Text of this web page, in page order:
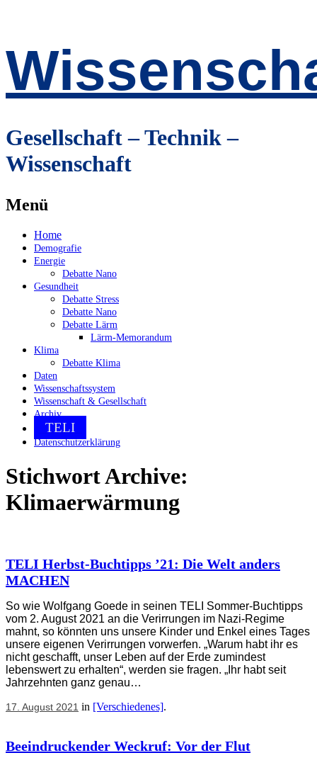
Gesellschaft – Technik –
Wissenschaft
Menü
Zum
Inhalt
springen
Home
Demografie
Energie
Debatte Nano
Gesundheit
Debatte Stress
Debatte Nano
Debatte Lärm
Lärm-Memorandum
Klima
Debatte Klima
Daten
Wissenschaftssystem
Wissenschaft & Gesellschaft
Archiv
TELI
Datenschutzerklärung
Stichwort Archive:
Klimaerwärmung
TELI Herbst-Buchtipps ’21: Die Welt anders
MACHEN
So wie Wolfgang Goede in seinen TELI Sommer-Buchtipps
vom 2. August 2021 an die Verirrungen im Nazi-Regime
mahnt, so könnten uns unsere Kinder und Enkel eines Tages
unsere eigenen Verirrungen vorwerfen. „Warum habt ihr es
nicht geschafft, unser Leben auf der Erde zumindest
lebenswert zu erhalten“, werden sie fragen. „Ihr habt seit
Jahrzehnten ganz genau…
17. August 2021 in [Verschiedenes].
Beeindruckender Weckruf: Vor der Flut